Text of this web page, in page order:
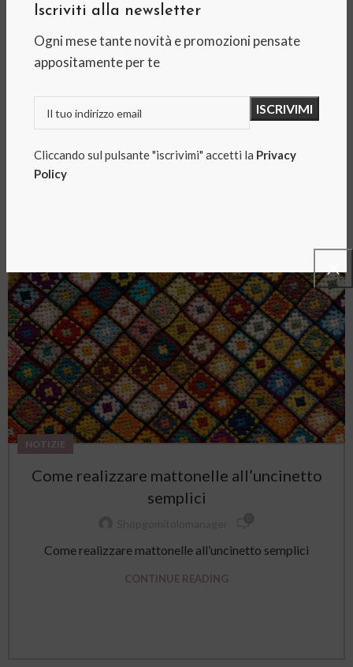
Iscriviti alla newsletter
Ogni mese tante novità e promozioni pensate
appositamente per te
Cliccando sul pulsante "iscrivimi" accetti la Privacy
Policy
consigli
Shopgomitolomanager
Come lavorare all’uncinetto: 9 semplici consigli
NOTIZIE
Come realizzare mattonelle all’uncinetto
semplici
Come realizzare mattonelle all’uncinetto semplici
CONTINUE READING